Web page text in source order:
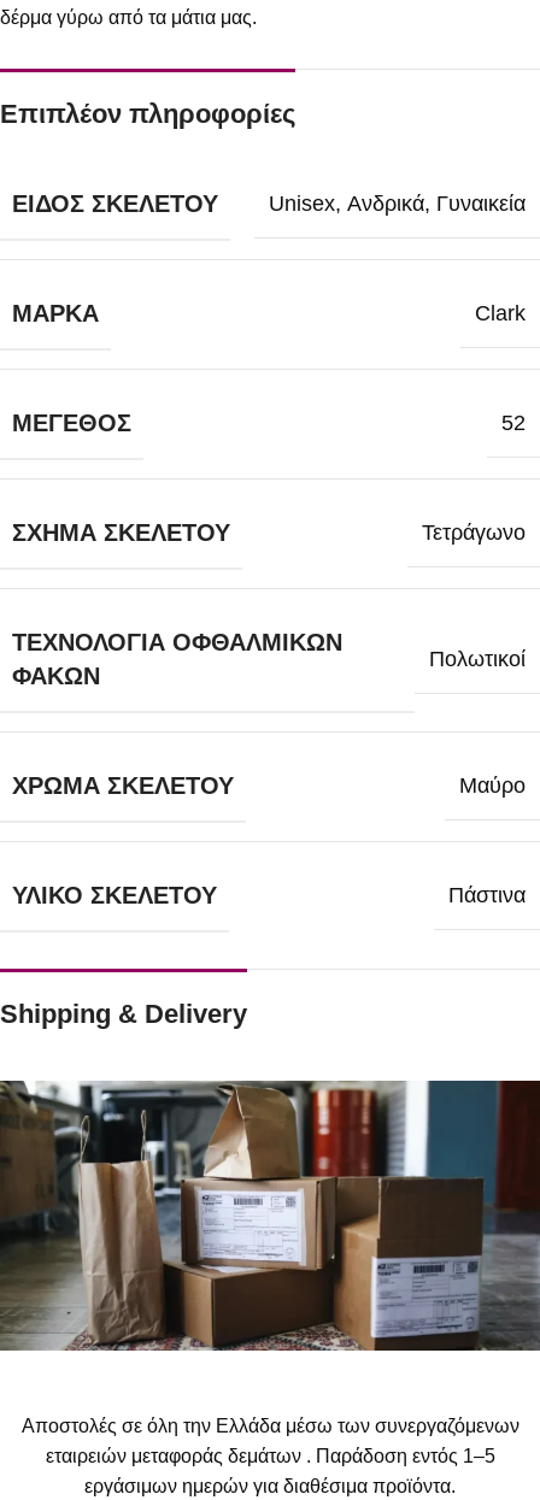
δέρμα γύρω από τα μάτια μας.
Επιπλέον πληροφορίες
ΕΊΔΟΣ ΣΚΕΛΕΤΟΎ Unisex, Ανδρικά, Γυναικεία
ΜΆΡΚΑ Clark
ΜΈΓΕΘΟΣ 52
ΣΧΉΜΑ ΣΚΕΛΕΤΟΎ Τετράγωνο
ΤΕΧΝΟΛΟΓΊΑ ΟΦΘΑΛΜΙΚΏΝ
ΦΑΚΏΝ
Πολωτικοί
ΧΡΏΜΑ ΣΚΕΛΕΤΟΎ Μαύρο
ΥΛΙΚΌ ΣΚΕΛΕΤΟΎ Πάστινα
Shipping & Delivery
Αποστολές σε όλη την Ελλάδα μέσω των συνεργαζόμενων
εταιρειών μεταφοράς δεμάτων . Παράδοση εντός 1–5
εργάσιμων ημερών για διαθέσιμα προϊόντα.